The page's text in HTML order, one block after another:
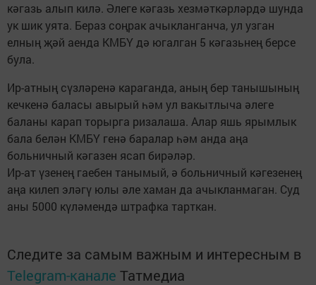
кәгазь алып килә. Әлеге кәгазь хезмәткәрләрдә шунда
ук шик уята. Бераз соңрак ачыкланганча, ул узган
елның җәй аенда КМБҮ дә югалган 5 кәгазьнең берсе
була.
Ир-атның сүзләренә караганда, аның бер танышының
кечкенә баласы авырый һәм ул вакытлыча әлеге
баланы карап торырга ризалаша. Алар яшь ярымлык
бала белән КМБҮ генә баралар һәм анда аңа
больничный кәгазен ясап бирәләр.
Ир-ат үзенең гаебен танымый, ә больничный кәгезенең
аңа килеп эләгү юлы әле хаман да ачыкланмаган. Суд
аны 5000 күләмендә штрафка тарткан.
Следите за самым важным и интересным в
Telegram-канале Татмедиа